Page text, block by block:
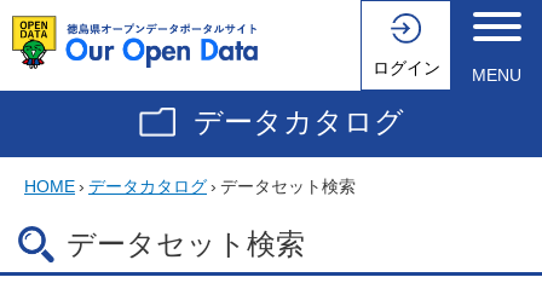
ログイン MENU
データカタログ
HOME› データカタログ› データセット検索
データセット検索